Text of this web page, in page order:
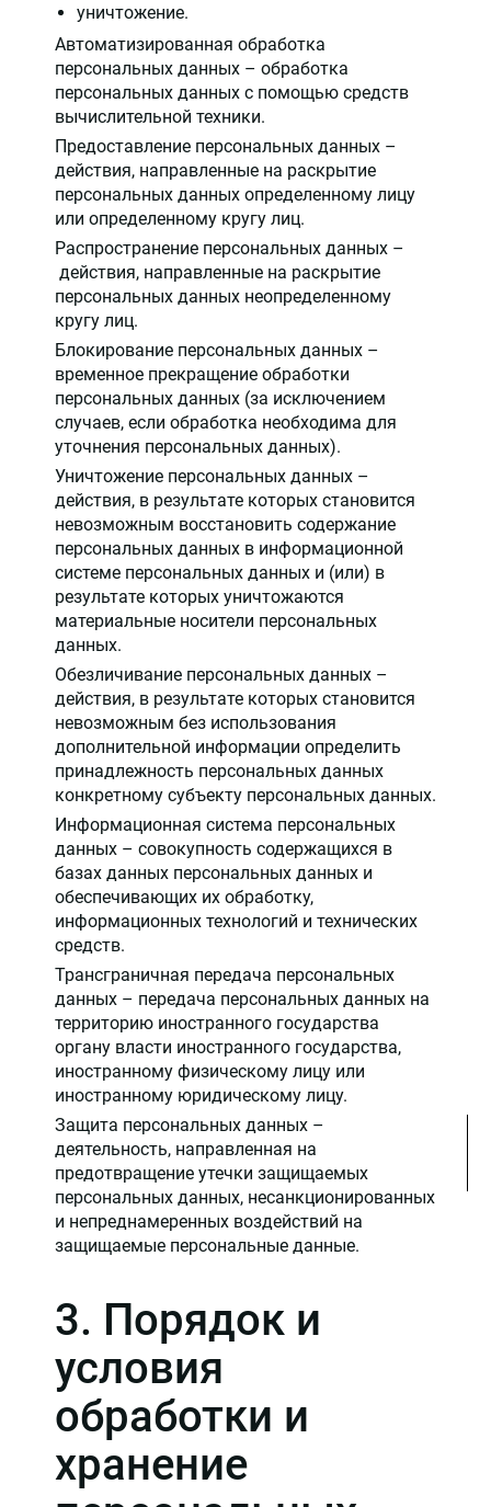
уничтожение.
Автоматизированная обработка
персональных данных – обработка
персональных данных с помощью средств
вычислительной техники.
Предоставление персональных данных –
действия, направленные на раскрытие
персональных данных определенному лицу
или определенному кругу лиц.
Распространение персональных данных –
действия, направленные на раскрытие
персональных данных неопределенному
кругу лиц.
Блокирование персональных данных –
временное прекращение обработки
персональных данных (за исключением
случаев, если обработка необходима для
уточнения персональных данных).
Уничтожение персональных данных –
действия, в результате которых становится
невозможным восстановить содержание
персональных данных в информационной
системе персональных данных и (или) в
результате которых уничтожаются
материальные носители персональных
данных.
Обезличивание персональных данных –
действия, в результате которых становится
невозможным без использования
дополнительной информации определить
принадлежность персональных данных
конкретному субъекту персональных данных.
Информационная система персональных
данных – совокупность содержащихся в
базах данных персональных данных и
обеспечивающих их обработку,
информационных технологий и технических
средств.
Трансграничная передача персональных
данных – передача персональных данных на
территорию иностранного государства
органу власти иностранного государства,
иностранному физическому лицу или
иностранному юридическому лицу.
Защита персональных данных –
деятельность, направленная на
предотвращение утечки защищаемых
персональных данных, несанкционированных
и непреднамеренных воздействий на
защищаемые персональные данные.
3. Порядок и
условия
обработки и
хранение